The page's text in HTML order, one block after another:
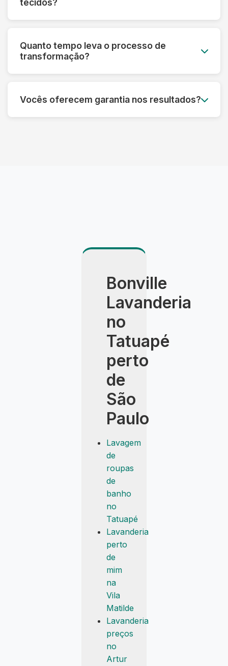
tecidos?
prolongar a vida útil das roupas, sempre
respeitando as características de cada material.
Quanto tempo leva o processo de
transformação?
de restauração podem precisar de um tempo
adicional para garantir o melhor resultado.
Vocês oferecem garantia nos resultados?
Bonville
Lavanderia
no
Tatuapé
perto
de
São
Paulo
Lavagem
de
roupas
de
banho
no
Tatuapé
Lavanderia
perto
de
mim
na
Vila
Matilde
Lavanderia
preços
no
Artur